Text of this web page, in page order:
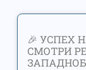
🎉 УСПЕХ
СМОТРИ